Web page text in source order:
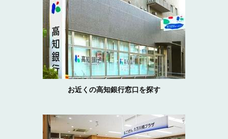
お近くの高知銀行窓口を探す